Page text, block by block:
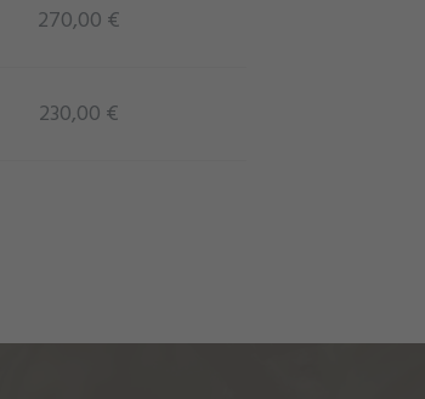
270,00 €
230,00 €